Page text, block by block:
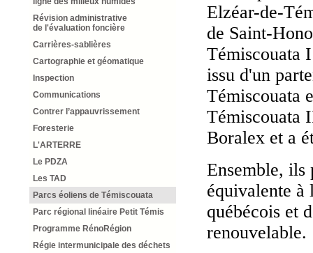
Révision administrative
de l'évaluation foncière
Carrières-sablières
Cartographie et géomatique
Inspection
Communications
Contrer l’appauvrissement
Foresterie
L'ARTERRE
Le PDZA
Les TAD
Parcs éoliens de Témiscouata
Parc régional linéaire Petit Témis
Programme RénoRégion
Régie intermunicipale des déchets
Elzéar-de-
de Saint-
Témiscouata
issu d'un
Témiscouata
Témiscouata
Boralex et a
Ensemble, ils
équivalente à
québécois et
renouvelable.